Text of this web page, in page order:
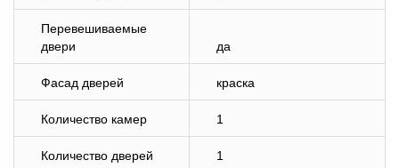
Перевешиваемые
двери
да
Фасад дверей краска
Количество камер 1
Количество дверей 1